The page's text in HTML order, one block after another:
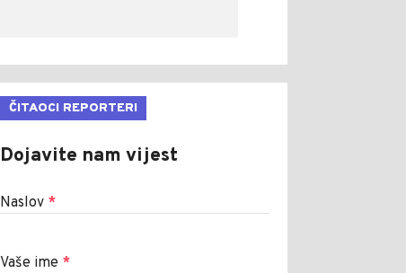
ČITAOCI REPORTERI
Dojavite nam vijest
Naslov *
Vaše ime *